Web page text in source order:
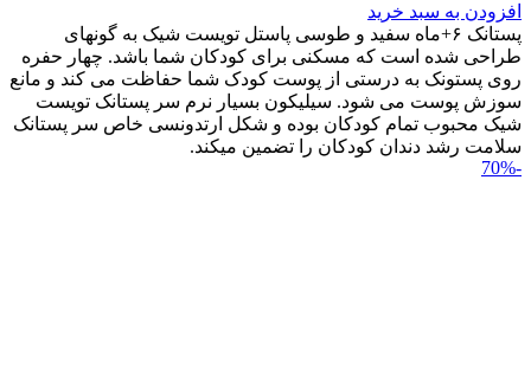
افزودن به سبد خرید
پستانک ۶+ماه سفید و طوسی پاستل تویست شیک به گونه‎ای
طراحی شده است که مسکنی برای کودکان شما باشد. چهار حفره
روی پستونک به درستی از پوست کودک شما حفاظت می کند و مانع
سوزش پوست می شود. سیلیکون بسیار نرم سر پستانک تویست
شیک محبوب تمام کودکان بوده و شکل ارتدونسی خاص سر پستانک
سلامت رشد دندان کودکان را تضمین می‎کند.
-70%